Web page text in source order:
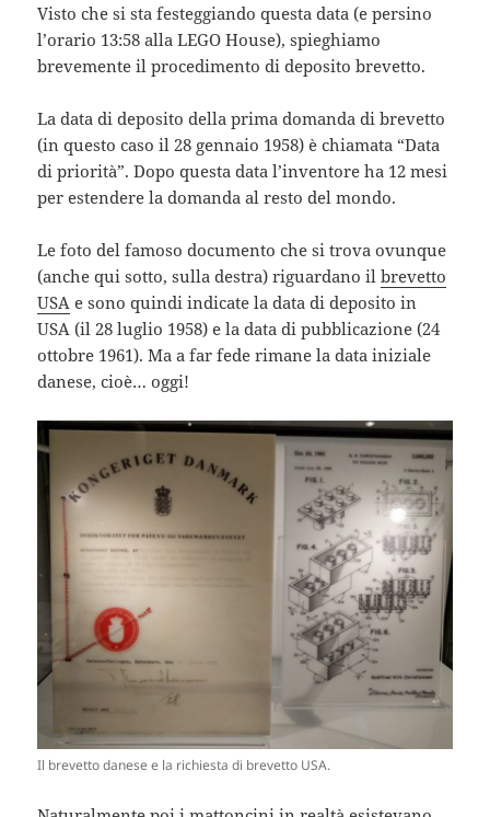
Visto che si sta festeggiando questa data (e persino
l’orario 13:58 alla LEGO House), spieghiamo
brevemente il procedimento di deposito brevetto.
La data di deposito della prima domanda di brevetto
(in questo caso il 28 gennaio 1958) è chiamata “Data
di priorità”. Dopo questa data l’inventore ha 12 mesi
per estendere la domanda al resto del mondo.
Le foto del famoso documento che si trova ovunque
(anche qui sotto, sulla destra) riguardano ilbrevetto
USA e sono quindi indicate la data di deposito in
USA (il 28 luglio 1958) e la data di pubblicazione (24
ottobre 1961). Ma a far fede rimane la data iniziale
danese, cioè… oggi!
Il brevetto danese e la richiesta di brevetto USA.